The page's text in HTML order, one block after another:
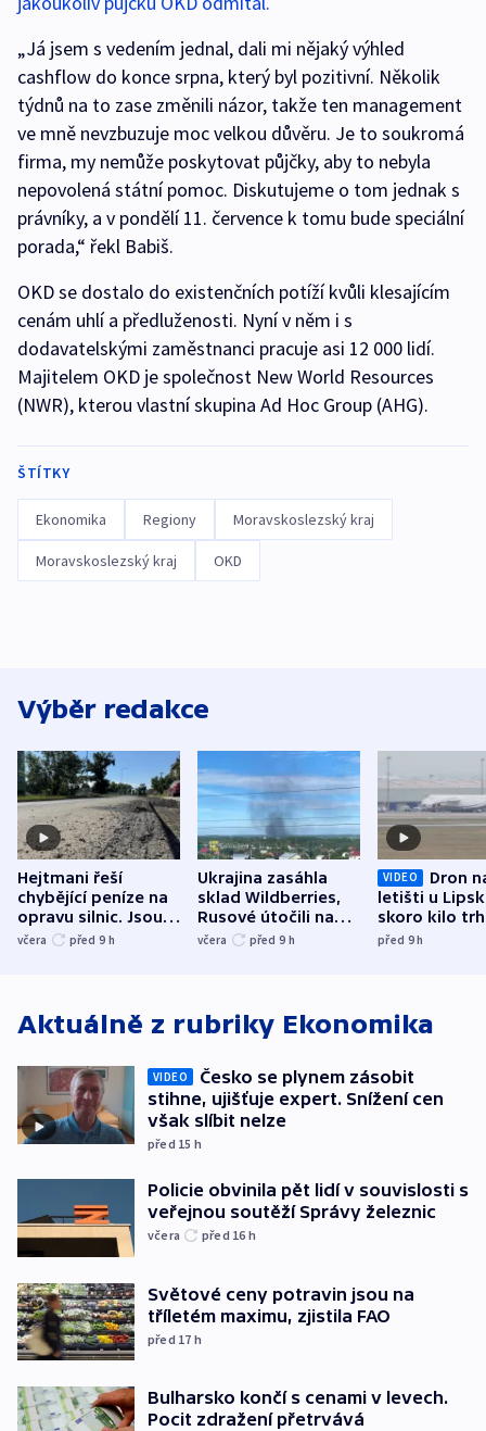
„Já jsem s vedením jednal, dali mi nějaký výhled
cashflow do konce srpna, který byl pozitivní. Několik
týdnů na to zase změnili názor, takže ten management
ve mně nevzbuzuje moc velkou důvěru. Je to soukromá
firma, my nemůže poskytovat půjčky, aby to nebyla
nepovolená státní pomoc. Diskutujeme o tom jednak s
právníky, a v pondělí 11. července k tomu bude speciální
porada,“ řekl Babiš.
OKD se dostalo do existenčních potíží kvůli klesajícím
cenám uhlí a předluženosti. Nyní v něm i s
dodavatelskými zaměstnanci pracuje asi 12 000 lidí.
Majitelem OKD je společnost New World Resources
(NWR), kterou vlastní skupina Ad Hoc Group (AHG).
ŠTÍTKY
Ekonomika Regiony Moravskoslezský kraj
Moravskoslezský kraj OKD
Výběr redakce
Hejtmani řeší
chybějící peníze na
opravu silnic. Jsou
nenárokové, namítá
včera před 9 h
Ukrajina zasáhla
sklad Wildberries,
Rusové útočili na
trh, hasiče či
včera před 9 h
VIDEO
Dron
letišti u
skoro kilo
indicie
před 9h
Aktuálně z rubriky Ekonomika
VIDEO
Česko se plynem zásobit
stihne, ujišťuje expert. Snížení cen
však slíbit nelze
před 15 h
Policie obvinila pět lidí v souvislosti s
veřejnou soutěží Správy železnic
včera před 16 h
Světové ceny potravin jsou na
tříletém maximu, zjistila FAO
před 17 h
Bulharsko končí s cenami v levech.
Pocit zdražení přetrvává